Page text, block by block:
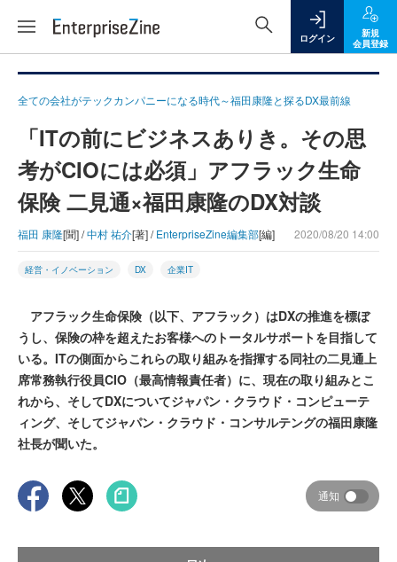
ログイン
新規
会員登録
全ての会社がテックカンパニーになる時代～福田康隆と探るDX最前線
「ITの前にビジネスありき。その思
考がCIOには必須」アフラック生命
保険 二見通×福田康隆のDX対談
福田 康隆[聞] /中村 祐介[著] /EnterpriseZine編集部[編] 2020/08/20 14:00
経営・イノベーション DX 企業IT
アフラック生命保険（以下、アフラック）はDXの推進を標ぼ
うし、保険の枠を超えたお客様へのトータルサポートを目指して
いる。ITの側面からこれらの取り組みを指揮する同社の二見通上
席常務執行役員CIO（最高情報責任者）に、現在の取り組みとこ
れから、そしてDXについてジャパン・クラウド・コンピューテ
ィング、そしてジャパン・クラウド・コンサルテングの福田康隆
社長が聞いた。
通知